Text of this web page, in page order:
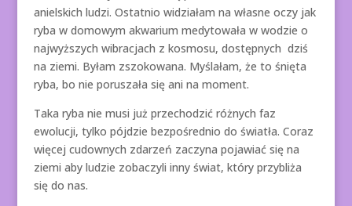
anielskich ludzi. Ostatnio widziałam na własne oczy jak
ryba w domowym akwarium medytowała w wodzie o
najwyższych wibracjach z kosmosu, dostępnych dziś
na ziemi. Byłam zszokowana. Myślałam, że to śnięta
ryba, bo nie poruszała się ani na moment.
Taka ryba nie musi już przechodzić różnych faz
ewolucji, tylko pójdzie bezpośrednio do światła. Coraz
więcej cudownych zdarzeń zaczyna pojawiać się na
ziemi aby ludzie zobaczyli inny świat, który przybliża
się do nas.